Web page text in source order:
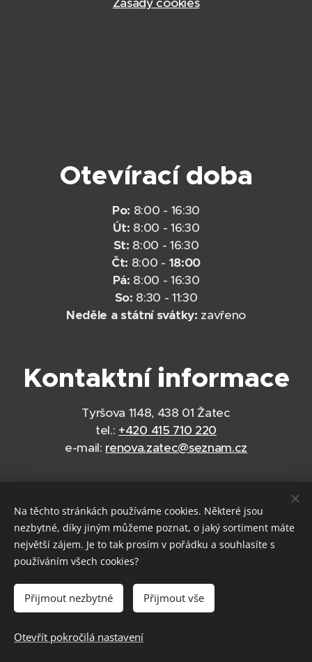
Otevírací doba
Po: 8:00 - 16:30
Út: 8:00 - 16:30
St: 8:00 - 16:30
Čt: 8:00 - 18:00
Pá: 8:00 - 16:30
So: 8:30 - 11:30
Neděle a státní svátky: zavřeno
Kontaktní informace
Tyršova 1148, 438 01 Žatec
tel.: +420 415 710 220
e-mail: renova.zatec@seznam.cz
Vytvořeno službou
Na těchto stránkách používáme cookies. Některé jsou
nezbytné, díky jiným můžeme poznat, o jaký sortiment máte
největší zájem. Je to tak prosím v pořádku a souhlasíte s
používáním všech cookies?
Přijmout nezbytné Přijmout vše
Otevřít pokročilá nastavení